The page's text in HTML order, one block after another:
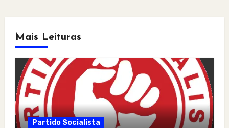
Mais Leituras
Partido Socialista